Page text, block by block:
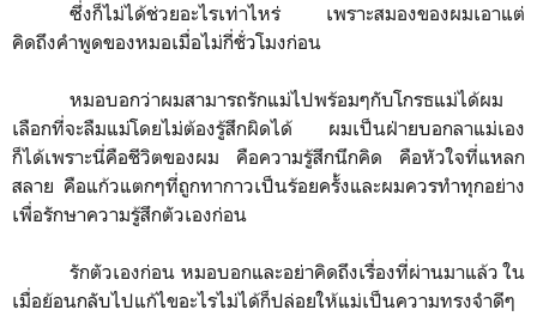
ซึ่งก็ไม่ได้ช่วยอะไรเท่าไหร่ เพราะสมองของผมเอาแต่
คิดถึงคำพูดของหมอเมื่อไม่กี่ชั่วโมงก่อน
หมอบอกว่าผมสามารถรักแม่ไปพร้อมๆกับโกรธแม่ได้ผม
เลือกที่จะลืมแม่โดยไม่ต้องรู้สึกผิดได้ ผมเป็นฝ่ายบอกลาแม่เอง
ก็ได้เพราะนี่คือชีวิตของผม คือความรู้สึกนึกคิด คือหัวใจที่แหลก
สลาย คือแก้วแตกๆที่ถูกทากาวเป็นร้อยครั้งและผมควรทำทุกอย่าง
เพื่อรักษาความรู้สึกตัวเองก่อน
รักตัวเองก่อน หมอบอกและอย่าคิดถึงเรื่องที่ผ่านมาแล้ว ใน
เมื่อย้อนกลับไปแก้ไขอะไรไม่ได้ก็ปล่อยให้แม่เป็นความทรงจำดีๆ